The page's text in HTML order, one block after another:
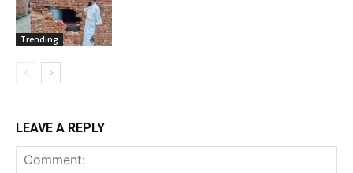
Trending
LEAVE A REPLY